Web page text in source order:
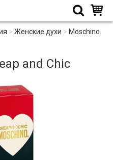
> Женские духи > Moschino
and Chic